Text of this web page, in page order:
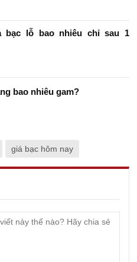
bạc lỗ bao nhiêu chỉ sau 1
bao nhiêu gam?
giá bạc hôm nay